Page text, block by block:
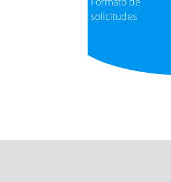
El proceso de cambio de modalidad deberá ser
FALTAS MUY GRAVES; Y, EL TRÁMITE
solicitudes